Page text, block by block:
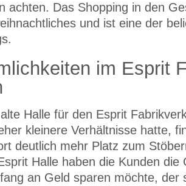
achten. Das Shopping in den
und ist eine der
im Esprit
Halle für den Esprit
kleinere Verhältnisse hatte,
deutlich mehr Platz zum
Halle haben die Kunden die
an Geld sparen möchte, der